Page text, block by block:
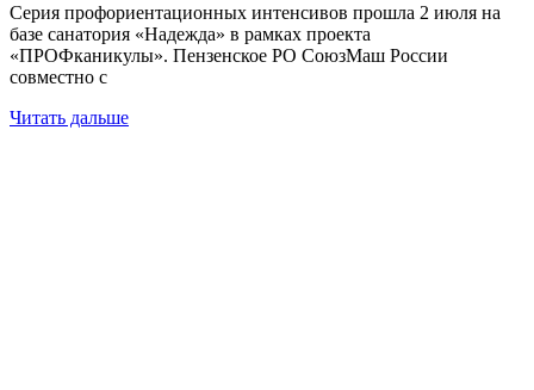
Серия профориентационных интенсивов прошла 2 июля на
базе санатория «Надежда» в рамках проекта
«ПРОФканикулы». Пензенское РО СоюзМаш России
совместно с
Читать дальше